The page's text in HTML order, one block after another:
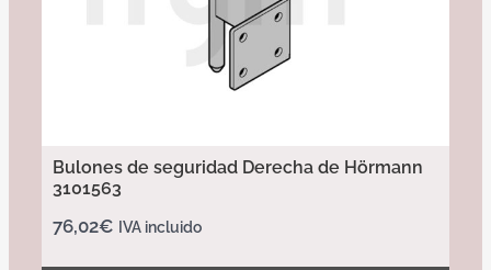
Bulones de seguridad Derecha de Hörmann
3101563
76,02€ IVA incluido